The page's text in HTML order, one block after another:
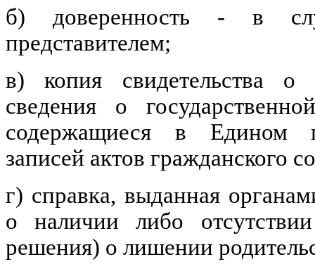
б) доверенность - в
представителем;
в) копия свидетельства
сведения о
содержащиеся в Едином
записей актов гражданского
г) справка, выданная
о наличии либо
решения) о лишении